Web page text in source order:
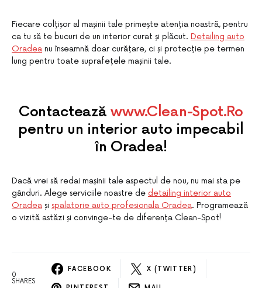
Fiecare colțișor al mașinii tale primește atenția noastră, pentru
ca tu să te bucuri de un interior curat și plăcut. Detailing auto
Oradea nu înseamnă doar curățare, ci și protecție pe termen
lung pentru toate suprafețele mașinii tale.
Contacteazăwww.Clean-Spot.Ro
pentru un interior auto impecabil
în Oradea!
Dacă vrei să redai mașinii tale aspectul de nou, nu mai sta pe
gânduri. Alege serviciile noastre de detailing interior auto
Oradea și spalatorie auto profesionala Oradea. Programează
o vizită astăzi și convinge-te de diferența Clean-Spot!
0
SHARES
FACEBOOK X (TWITTER)